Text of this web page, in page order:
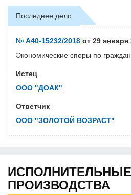
Последнее дело
№ А40-15232/2018 от 29 января
Экономические споры по
Истец
ООО "ДОАК"
Ответчик
ООО "ЗОЛОТОЙ ВОЗРАСТ"
ИСПОЛНИТЕЛЬНЫЕ
ПРОИЗВОДСТВА